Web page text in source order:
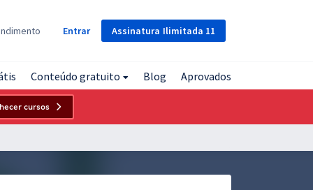
Assinatura Ilimitada 11
Entrar
Conteúdo gratuito Blog Aprovados
cursos